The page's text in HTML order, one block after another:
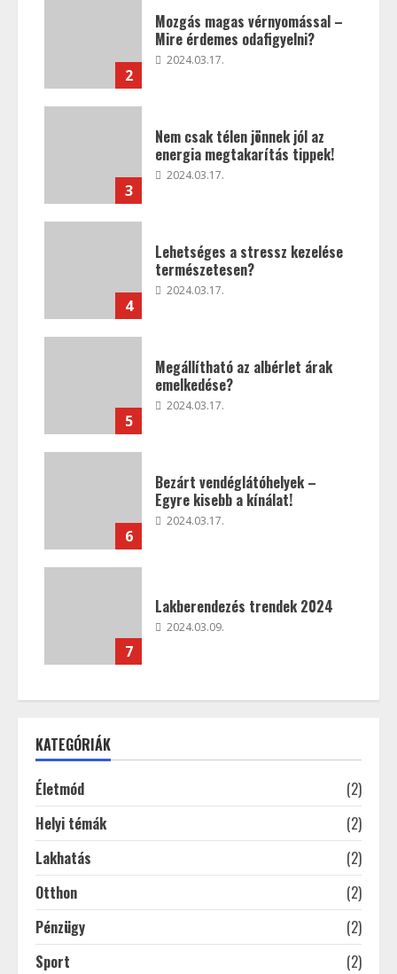
2
Mozgás magas vérnyomással –
Mire érdemes odafigyelni?
2024.03.17.
3
Nem csak télen jönnek jól az
energia megtakarítás tippek!
2024.03.17.
4
Lehetséges a stressz kezelése
természetesen?
2024.03.17.
5
Megállítható az albérlet árak
emelkedése?
2024.03.17.
6
Bezárt vendéglátóhelyek –
Egyre kisebb a kínálat!
2024.03.17.
7
Lakberendezés trendek 2024
2024.03.09.
KATEGÓRIÁK
Életmód
(2)
Helyi témák
(2)
Lakhatás
(2)
Otthon
(2)
Pénzügy
(2)
Sport
(2)